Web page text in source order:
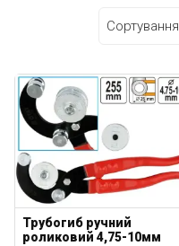
Сортування
Трубогиб ручний
роликовий 4,75-10мм